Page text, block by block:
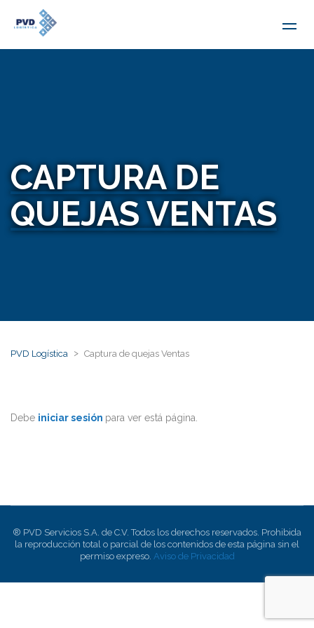
CAPTURA DE
QUEJAS VENTAS
PVD Logística > Captura de quejas Ventas
Debe iniciar sesión para ver está página.
® PVD Servicios S.A. de C.V. Todos los derechos reservados. Prohibida
la reproducción total o parcial de los contenidos de esta página sin el
permiso expreso. Aviso de Privacidad